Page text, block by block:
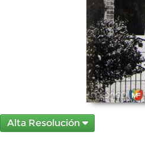
Alta Resolución